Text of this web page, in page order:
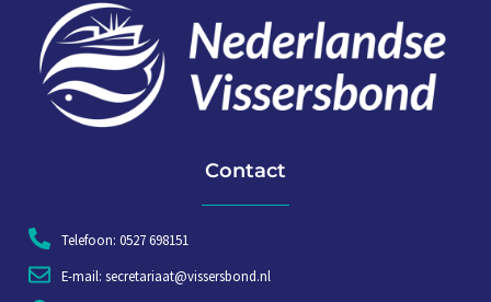
Contact
Telefoon: 0527 698151
E-mail: secretariaat@vissersbond.nl